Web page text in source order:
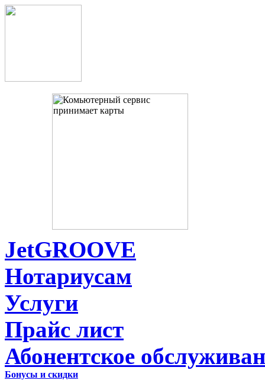
JetGROOVE
Нотариусам
Услуги
Прайс лист
Абонентское
Бонусы и скидки